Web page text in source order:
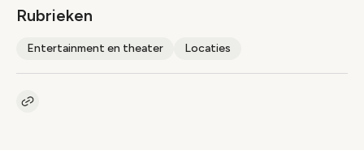
Rubrieken
Entertainment en theater Locaties
Kopieer link naar artikel